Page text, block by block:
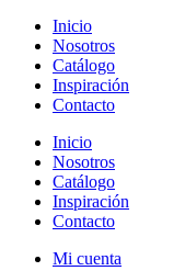
Inicio
Nosotros
Catálogo
Inspiración
Contacto
Inicio
Nosotros
Catálogo
Inspiración
Contacto
Mi cuenta